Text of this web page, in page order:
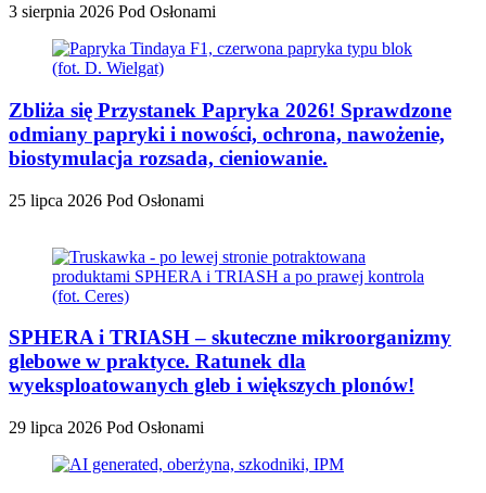
3 sierpnia 2026 Pod Osłonami
Zbliża się Przystanek Papryka 2026! Sprawdzone
odmiany papryki i nowości, ochrona, nawożenie,
biostymulacja rozsada, cieniowanie.
25 lipca 2026 Pod Osłonami
SPHERA i TRIASH – skuteczne mikroorganizmy
glebowe w praktyce. Ratunek dla
wyeksploatowanych gleb i większych plonów!
29 lipca 2026 Pod Osłonami